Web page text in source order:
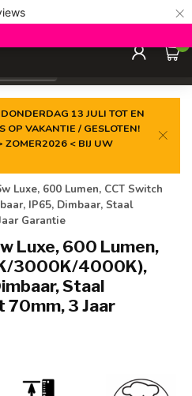
×
0
13 JULI TOT EN
OP VAKANTIE / GESLOTEN!
ZOMER2026 < BIJ UW
Luxe, 600 Lumen, CCT Switch
IP65, Dimbaar, Staal
Garantie
Luxe, 600 Lumen,
3000K/4000K),
Staal
70mm, 3 Jaar